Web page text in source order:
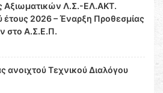
Αξιωματικών Λ.Σ.-ΕΛ.ΑΚΤ.
έτους 2026 – Έναρξη Προθεσμίας
στο Α.Σ.Ε.Π.
ανοιχτού Τεχνικού Διαλόγου